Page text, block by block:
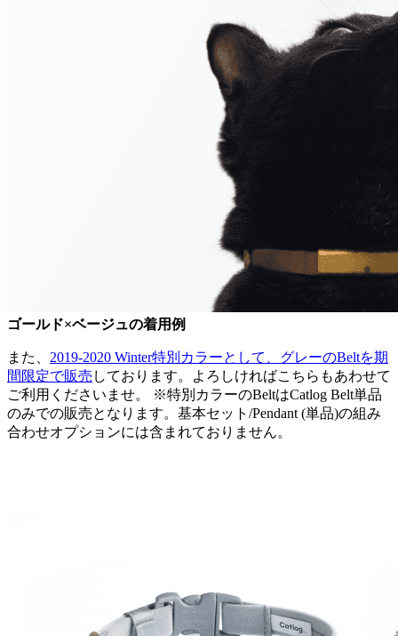
ゴールド×ベージュの着用例
また、 2019-2020 Winter特別カラーとして、グレーのBeltを期
間限定で販売 しております。よろしければこちらもあわせて
ご利用くださいませ。 ※特別カラーのBeltはCatlog Belt単品
のみでの販売となります。基本セット/Pendant (単品)の組み
合わせオプションには含まれておりません。